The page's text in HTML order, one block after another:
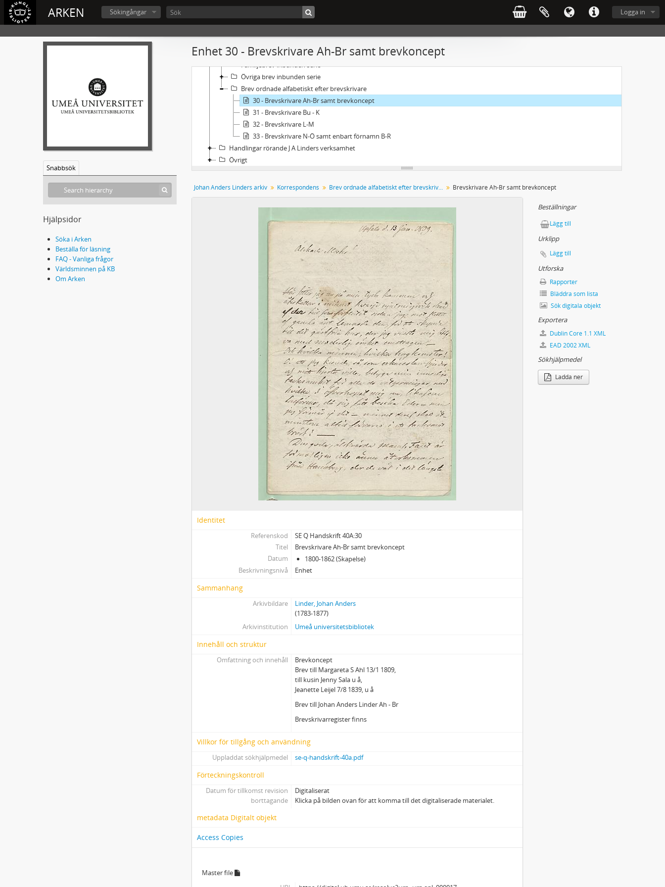
ARKEN Logga in
Sökingångar
Snabbsök
Hjälpsidor
Söka i Arken
Beställa för läsning
FAQ - Vanliga frågor
Världsminnen på KB
Om Arken
Enhet 30 - Brevskrivare Ah-Br samt brevkoncept
Handskrift 40A - Johan Anders Linders arkiv
Korrespondens
Familjebrev inbunden serie
Övriga brev inbunden serie
Brev ordnade alfabetiskt efter brevskrivare
30 - Brevskrivare Ah-Br samt brevkoncept
31 - Brevskrivare Bu - K
32 - Brevskrivare L-M
33 - Brevskrivare N-Ö samt enbart förnamn B-R
Handlingar rörande J A Linders verksamhet
Övrigt
Johan Anders Linders arkiv Korrespondens Brev ordnade alfabetiskt efter brevskrivare Brevskrivare Ah-Br samt brevkoncept
Identitet
Referenskod
SE Q Handskrift 40A:30
Titel
Brevskrivare Ah-Br samt brevkoncept
Datum
1800-1862 (Skapelse)
Beskrivningsnivå
Enhet
Sammanhang
Arkivbildare
Linder, Johan Anders
(1783-1877)
Arkivinstitution
Umeå universitetsbibliotek
Innehåll och struktur
Omfattning och innehåll
Brevkoncept
Brev till Margareta S Ahl 13/1 1809,
till kusin Jenny Sala u å,
Jeanette Leijel 7/8 1839, u å
Brev till Johan Anders Linder Ah - Br
Brevskrivarregister finns
Villkor för tillgång och användning
Uppladdat sökhjälpmedel se-q-handskrift-40a.pdf
Förteckningskontroll
Datum för tillkomst revision
borttagande
Digitaliserat
Klicka på bilden ovan för att komma till det digitaliserade materialet.
metadata Digitalt objekt
Access Copies
Master file
Beställningar
Lägg till
Urklipp
Lägg till
Utforska
Rapporter
Bläddra som lista
Sök digitala objekt
Exportera
Dublin Core 1.1 XML
EAD 2002 XML
Sökhjälpmedel
Ladda ner